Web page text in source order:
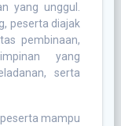
yang unggul.
peserta diajak
pembinaan,
yang
serta
mampu